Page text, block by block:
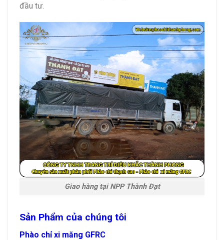
đầu tư.
Giao hàng tại NPP Thành Đạt
Sản Phẩm của chúng tôi
Phào chỉ xi măng GFRC